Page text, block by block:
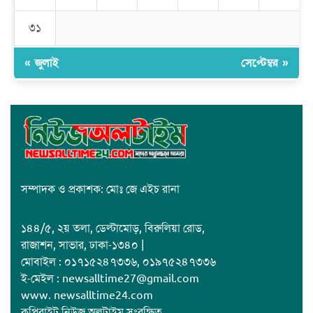
৩১
« জুলাই সেপ্টেম্বর »
সম্পাদক ও প্রকাশক: মোঃ জে এইচ রানা
১৪৪/৫, ২য় তলা, ডেল্টামোড়, বিরুলিয়া রোড,
রাজাশন, সাভার, ঢাকা-১৩৪০ |
মোবাইল : ০১৭১৫২৪৭৩৩৬, ০১৯৭৫২৪৭৩৩৬
ই-মেইল : newsalltime27@gmail.com
www. newsalltime24.com